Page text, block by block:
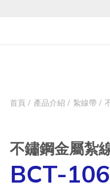
首頁 產品介紹 紮線帶
不鏽鋼金屬紮
BCT-